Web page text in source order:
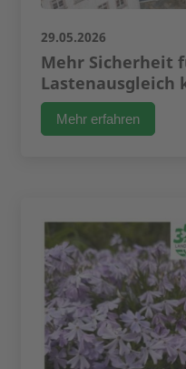
29.05.2026
Mehr Sicherheit
Lastenausgleich
Mehr erfahren